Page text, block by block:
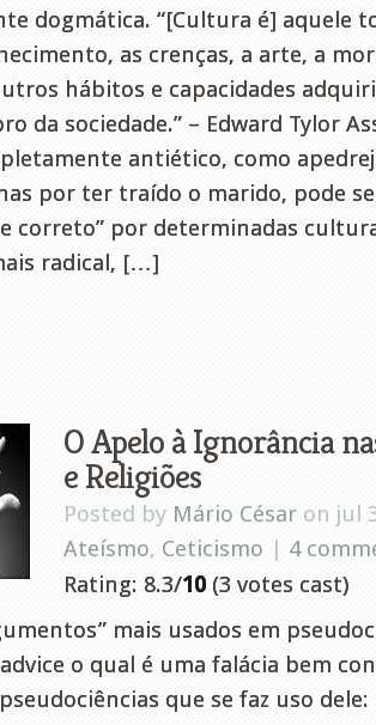
dogmática. “[Cultura é] aquele
as crenças, a arte, a
hábitos e capacidades
da sociedade.” – Edward Tylor
antiético, como
por ter traído o marido, pode
correto” por determinadas
radical, […]
O Apelo à Ignorância
e Religiões
Posted by Mário César on jul
Ateísmo, Ceticismo | 4
Rating: 8.3/10 (3 votes cast)
mais usados em
o qual é uma falácia bem
que se faz uso